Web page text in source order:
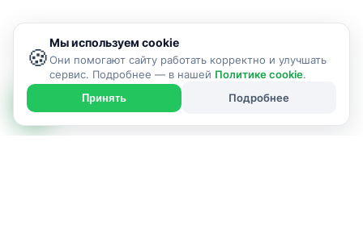
🍪
Мы используем cookie
Они помогают сайту работать корректно и улучшать
сервис. Подробнее — в нашей Политике cookie.
Принять Подробнее